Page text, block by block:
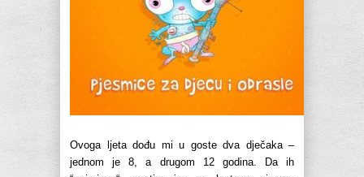
Ovoga ljeta dođu mi u goste dva dječaka –
jednom je 8, a drugom 12 godina. Da ih